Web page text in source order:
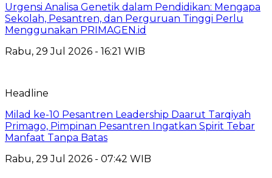
Urgensi Analisa Genetik dalam Pendidikan: Mengapa
Sekolah, Pesantren, dan Perguruan Tinggi Perlu
Menggunakan PRIMAGEN.id
Rabu, 29 Jul 2026 - 16:21 WIB
Headline
Milad ke-10 Pesantren Leadership Daarut Tarqiyah
Primago, Pimpinan Pesantren Ingatkan Spirit Tebar
Manfaat Tanpa Batas
Rabu, 29 Jul 2026 - 07:42 WIB